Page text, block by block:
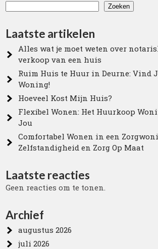
Zoeken
Laatste artikelen
Alles wat je moet weten over
verkoop van een huis
Ruim Huis te Huur in Deurne: Vind
Woning!
Hoeveel Kost Mijn Huis?
Flexibel Wonen: Het Huurkoop
Jou
Comfortabel Wonen in een
Zelfstandigheid en Zorg Op Maat
Laatste reacties
Geen reacties om te tonen.
Archief
augustus 2026
juli 2026